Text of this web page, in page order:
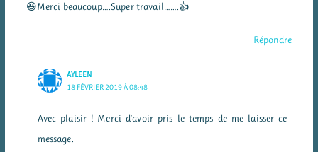
😃Merci beaucoup….Super travail…….👍
Répondre
AYLEEN
18 FÉVRIER 2019 À 08:48
Avec plaisir ! Merci d’avoir pris le temps de me laisser ce
message.